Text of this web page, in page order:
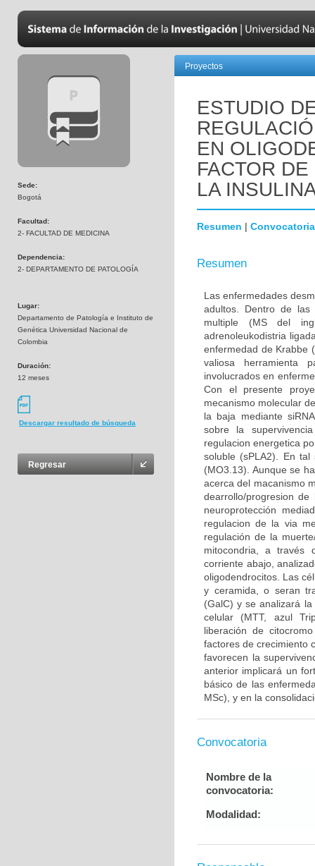
Sede:
Bogotá
Facultad:
2- FACULTAD DE MEDICINA
Dependencia:
2- DEPARTAMENTO DE PATOLOGÍA
Lugar:
Departamento de Patología e Instituto de
Genética Universidad Nacional de
Colombia
Duración:
12 meses
Descargar resultado de búsqueda
Regresar
Proyectos
ESTUDIO
EN
FACTOR
LA
Resumen | Convocatoria
Resumen
Las enfermedades
adultos. Dentro de las
multiple (MS del
adrenoleukodistria
enfermedad de Krabbe
valiosa herramienta
involucrados en
Con el presente
mecanismo molecular
la baja mediante
sobre la
regulacion energetica
soluble (sPLA2). En
(MO3.13). Aunque se
acerca del macanismo
dearrollo/progresion
neuroprotección
regulacion de la via
regulación de la
mitocondria, a través
corriente abajo,
oligodendrocitos. Las
y ceramida, o seran
(GalC) y se analizará
celular (MTT, azul
liberación de
factores de crecimiento
favorecen la
anterior implicará un
básico de las
MSc), y en la
Convocatoria
Nombre de la
convocatoria:
Modalidad: